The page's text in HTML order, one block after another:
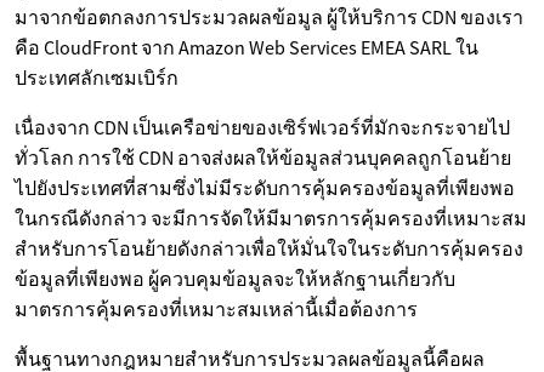
มาจากข้อตกลงการประมวลผลข้อมูล ผู้ให้บริการ CDN ของเรา
คือ CloudFront จาก Amazon Web Services EMEA SARL ใน
ประเทศลักเซมเบิร์ก
เนื่องจาก CDN เป็นเครือข่ายของเซิร์ฟเวอร์ที่มักจะกระจายไป
ทั่วโลก การใช้ CDN อาจส่งผลให้ข้อมูลส่วนบุคคลถูกโอนย้าย
ไปยังประเทศที่สามซึ่งไม่มีระดับการคุ้มครองข้อมูลที่เพียงพอ
ในกรณีดังกล่าว จะมีการจัดให้มีมาตรการคุ้มครองที่เหมาะสม
สำหรับการโอนย้ายดังกล่าวเพื่อให้มั่นใจในระดับการคุ้มครอง
ข้อมูลที่เพียงพอ ผู้ควบคุมข้อมูลจะให้หลักฐานเกี่ยวกับ
มาตรการคุ้มครองที่เหมาะสมเหล่านี้เมื่อต้องการ
พื้นฐานทางกฎหมายสำหรับการประมวลผลข้อมูลนี้คือผล